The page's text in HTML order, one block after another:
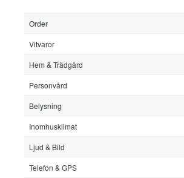
Order
Vitvaror
Hem & Trädgård
Personvård
Belysning
Inomhusklimat
Ljud & Bild
Telefon & GPS